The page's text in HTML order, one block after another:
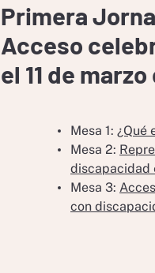
Primera
Acceso
el 11 de
Mesa 1: ¿Qué
Mesa 2:
discapacidad
Mesa 3:
con